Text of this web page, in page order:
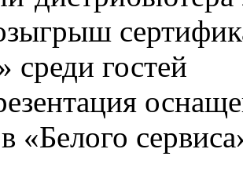
среди гостей
«Белого